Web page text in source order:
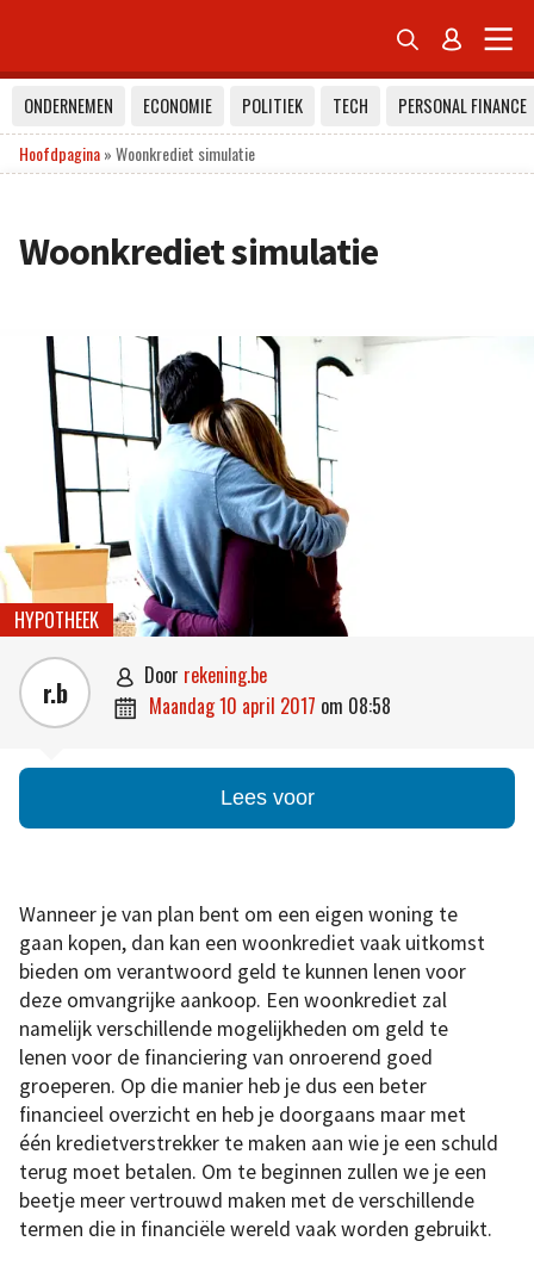
 
ONDERNEMEN ECONOMIE POLITIEK TECH
PERSONAL FINANCE
Hoofdpagina»Woonkrediet simulatie
Woonkrediet simulatie
HYPOTHEEK
r.b  door rekening.be
 maandag 10 april 2017 om 08:58
Lees voor
Wanneer je van plan bent om een eigen woning te
gaan kopen, dan kan een woonkrediet vaak uitkomst
bieden om verantwoord geld te kunnen lenen voor
deze omvangrijke aankoop. Een woonkrediet zal
namelijk verschillende mogelijkheden om geld te
lenen voor de financiering van onroerend goed
groeperen. Op die manier heb je dus een beter
financieel overzicht en heb je doorgaans maar met
één kredietverstrekker te maken aan wie je een schuld
terug moet betalen. Om te beginnen zullen we je een
beetje meer vertrouwd maken met de verschillende
termen die in financiële wereld vaak worden gebruikt.